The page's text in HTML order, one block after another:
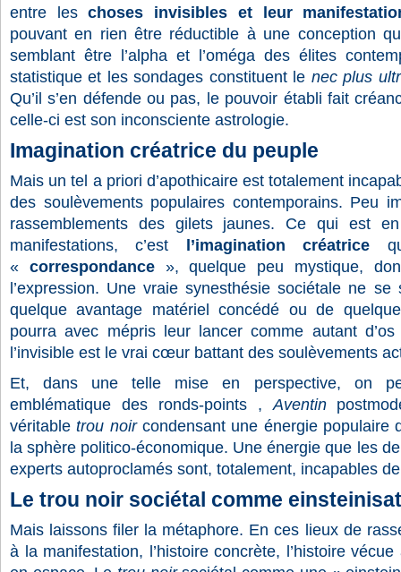
entre leschoses invisibles et leur
pouvant en rien être réductible à une conception
semblant être l’alpha et l’oméga des élites
statistique et les sondages constituent le nec plus
Qu’il s’en défende ou pas, le pouvoir établi fait
celle-ci est son inconsciente astrologie.
Imagination créatrice du peuple
Mais un tel a priori d’apothicaire est totalement
des soulèvements populaires contemporains. Peu
rassemblements des gilets jaunes. Ce qui est
manifestations, c’est
l’imagination créatrice
« correspondance», quelque peu mystique,
l’expression. Une vraie synesthésie sociétale ne
quelque avantage matériel concédé ou de
pourra avec mépris leur lancer comme autant d’os
l’invisible est le vrai cœur battant des soulèvements
Et, dans une telle mise en perspective, on
emblématique des ronds-points ,Aventin
véritabletrou noircondensant une énergie populaire
la sphère politico-économique. Une énergie que les
experts autoproclamés sont, totalement, incapables
Le trou noir sociétal comme
Mais laissons filer la métaphore. En ces lieux de
à la manifestation, l’histoire concrète, l’histoire